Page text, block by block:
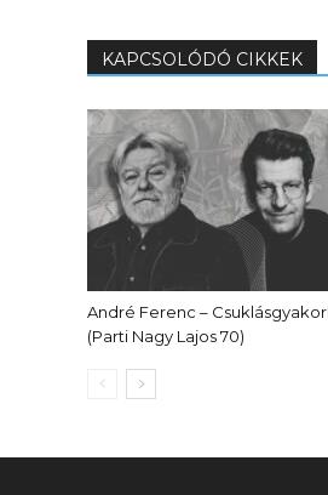
KAPCSOLÓDÓ CIKKEK
André Ferenc –
(Parti Nagy Lajos 70)